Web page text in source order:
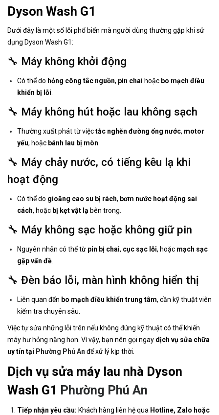
Dyson Wash G1
Dưới đây là một số lỗi phổ biến mà người dùng thường gặp khi sử
dụng Dyson Wash G1:
🔧 Máy không khởi động
Có thể do hỏng công tắc nguồn, pin chai hoặc bo mạch điều
khiển bị lỗi.
🔧 Máy không hút hoặc lau không sạch
Thường xuất phát từ việctắc nghẽn đường ống nước, motor
yếu, hoặc bánh lau bị mòn.
🔧 Máy chảy nước, có tiếng kêu lạ khi
hoạt động
Có thể do gioăng cao su bị rách, bơm nước hoạt động sai
cách, hoặc bị kẹt vật lạ bên trong.
🔧 Máy không sạc hoặc không giữ pin
Nguyên nhân có thể từ pin bị chai, cục sạc lỗi, hoặc mạch sạc
gặp vấn đề.
🔧 Đèn báo lỗi, màn hình không hiển thị
Liên quan đến bo mạch điều khiển trung tâm, cần kỹ thuật viên
kiểm tra chuyên sâu.
Việc tự sửa những lỗi trên nếu không đúng kỹ thuật có thể khiến
máy hư hỏng nặng hơn. Vì vậy, bạn nên gọi ngay dịch vụ sửa chữa
uy tín tại Phường Phú An để xử lý kịp thời.
Dịch vụ sửa máy lau nhà Dyson
Wash G1 Phường Phú An
Tiếp nhận yêu cầu: Khách hàng liên hệ qua Hotline, Zalo hoặc